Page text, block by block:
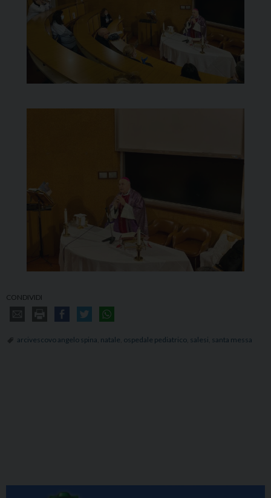
CONDIVIDI
arcivescovo angelo spina natale ospedale pediatrico salesi santa messa